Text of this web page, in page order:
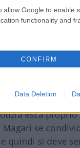
allow Google to enable
functionality and
CONFIRM
Data Deletion
sembra voler
parole: “I dati
da lì mi
e
Io so
ha un recettore
anche
esca
se
quindi si deve